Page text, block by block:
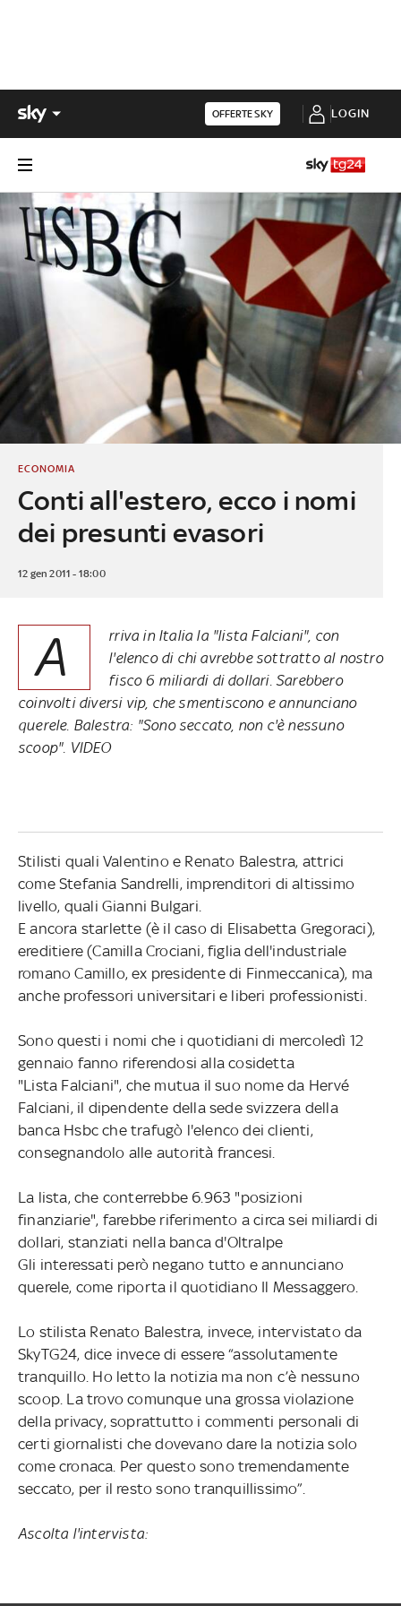
OFFERTE SKY LOGIN
Conti all'estero, ecco i nomi
dei presunti evasori
ECONOMIA
12 gen 2011 - 18:00
A
rriva in Italia la "lista Falciani", con
l'elenco di chi avrebbe sottratto al nostro
fisco 6 miliardi di dollari. Sarebbero
coinvolti diversi vip, che smentiscono e annunciano
querele. Balestra: "Sono seccato, non c'è nessuno
scoop". VIDEO
Stilisti quali Valentino e Renato Balestra, attrici
come Stefania Sandrelli, imprenditori di altissimo
livello, quali Gianni Bulgari.
E ancora starlette (è il caso di Elisabetta Gregoraci),
ereditiere (Camilla Crociani, figlia dell'industriale
romano Camillo, ex presidente di Finmeccanica), ma
anche professori universitari e liberi professionisti.
Sono questi i nomi che i quotidiani di mercoledì 12
gennaio fanno riferendosi alla cosidetta
"Lista Falciani", che mutua il suo nome da Hervé
Falciani, il dipendente della sede svizzera della
banca Hsbc che trafugò l'elenco dei clienti,
consegnandolo alle autorità francesi.
La lista, che conterrebbe 6.963 "posizioni
finanziarie", farebbe riferimento a circa sei miliardi di
dollari, stanziati nella banca d'Oltralpe
Gli interessati però negano tutto e annunciano
querele, come riporta il quotidiano Il Messaggero.
Lo stilista Renato Balestra, invece, intervistato da
SkyTG24, dice invece di essere “assolutamente
tranquillo. Ho letto la notizia ma non c’è nessuno
scoop. La trovo comunque una grossa violazione
della privacy, soprattutto i commenti personali di
certi giornalisti che dovevano dare la notizia solo
come cronaca. Per questo sono tremendamente
seccato, per il resto sono tranquillissimo”.
Ascolta l'intervista: